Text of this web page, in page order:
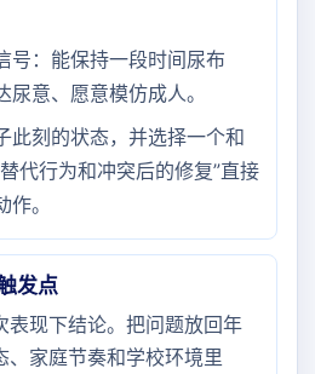
号：能保持一段时间尿布
尿意、愿意模仿成人。
此刻的状态，并选择一个和
代行为和冲突后的修复”直接
。
发点
表现下结论。把问题放回年
、家庭节奏和学校环境里